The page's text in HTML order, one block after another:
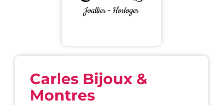
Carles Bijoux &
Montres